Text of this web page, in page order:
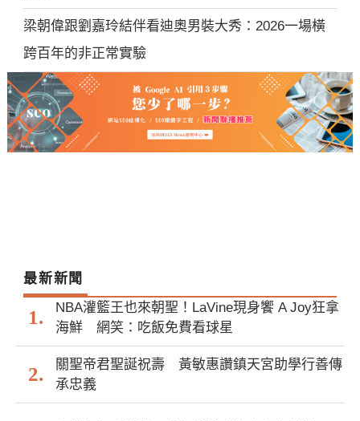
梁朝偉跟劉嘉玲結伴看迪奧男裝大秀：2026一場橫
跨百年的非正常實驗
最新新聞
NBA灌籃王也來朝聖！LaVine現身饗 A Joy狂拿
海鮮 網笑：吃飯免費看球星
關聖帝君聖誕祝壽 黃敏惠讚鎮天宮助學行善傳
承忠義